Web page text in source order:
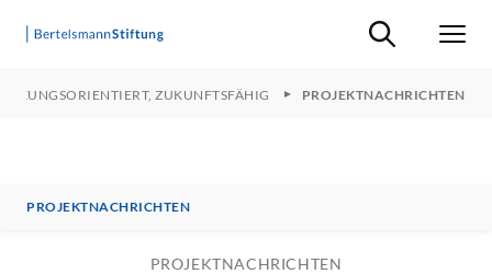
Suche ein-/
ZUKUNFTSFÄHIG PROJEKTNACHRICHTEN
PROJEKTNACHRICHTEN
PROJEKTNACHRICHTEN